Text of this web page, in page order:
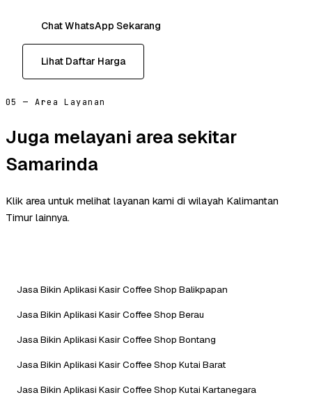
Chat WhatsApp Sekarang
Lihat Daftar Harga
05 — Area Layanan
Juga melayani area sekitar
Samarinda
Klik area untuk melihat layanan kami di wilayah Kalimantan
Timur lainnya.
Jasa Bikin Aplikasi Kasir Coffee Shop Balikpapan
Jasa Bikin Aplikasi Kasir Coffee Shop Berau
Jasa Bikin Aplikasi Kasir Coffee Shop Bontang
Jasa Bikin Aplikasi Kasir Coffee Shop Kutai Barat
Jasa Bikin Aplikasi Kasir Coffee Shop Kutai Kartanegara